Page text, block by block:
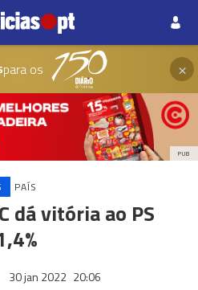
para os ×
PUB
PAÍS
dá vitória ao PS
30 jan 2022 20:06